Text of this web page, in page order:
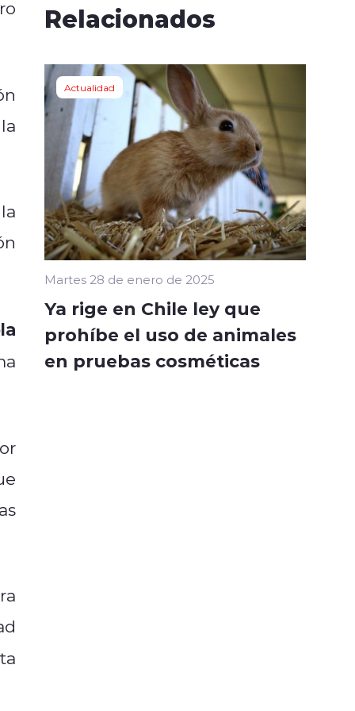
Relacionados
Actualidad
Martes 28 de enero de 2025
Ya rige en Chile ley que
prohíbe el uso de animales
en pruebas cosméticas